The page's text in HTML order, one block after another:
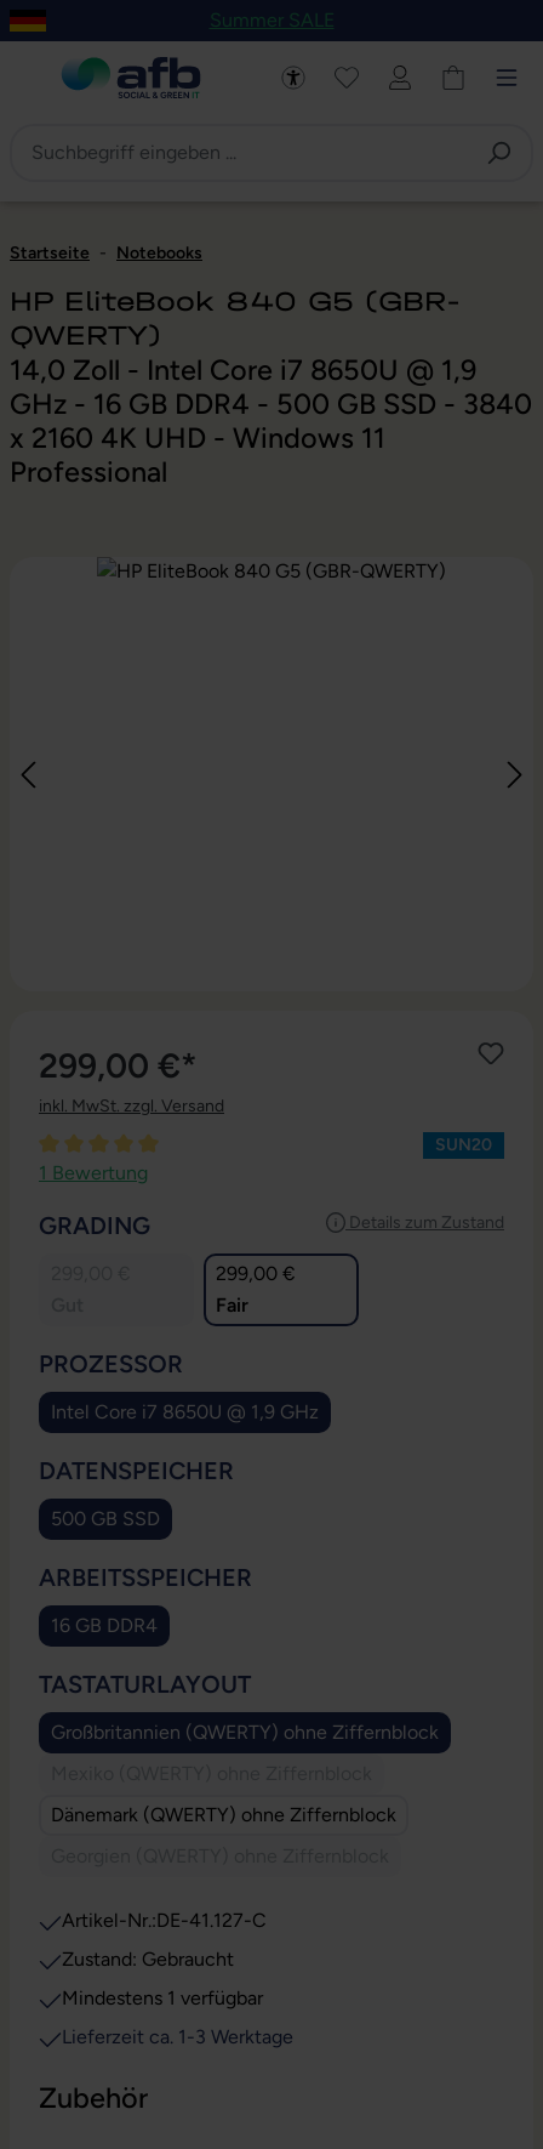
Hauptinhalt springen
Zur Navigation der B2B-Plattform springen
Summer SALE
Startseite - Notebooks
HP EliteBook 840 G5 (GBR-
QWERTY)
14,0 Zoll - Intel Core i7 8650U @ 1,9
GHz - 16 GB DDR4 - 500 GB SSD - 3840
x 2160 4K UHD - Windows 11
Professional
Bildergalerie überspringen
299,00 €*
inkl. MwSt. zzgl. Versand
Durchschnittliche Bewertung von 5 von 5 Sternen
1 Bewertung
SUN20
Details zum Zustand
GRADING
299,00 €
Fair
PROZESSOR
Intel Core i7 8650U @ 1,9 GHz
DATENSPEICHER
500 GB SSD
ARBEITSSPEICHER
16 GB DDR4
TASTATURLAYOUTAUSWÄHLEN
Großbritannien (QWERTY) ohne Ziffernblock
Dänemark (QWERTY) ohne Ziffernblock
Artikel-Nr.:DE-41.127-C
Zustand: Gebraucht
Mindestens 1 verfügbar
Lieferzeit ca. 1-3 Werktage
Zubehör